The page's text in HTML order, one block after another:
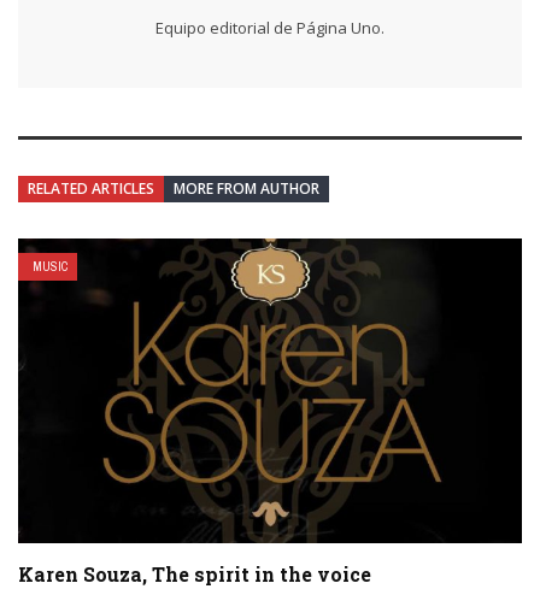
Equipo editorial de Página Uno.
RELATED ARTICLES MORE FROM AUTHOR
MUSIC
Karen Souza, The spirit in the voice